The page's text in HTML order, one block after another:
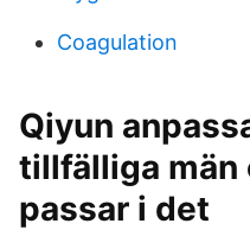
Coagulation
Qiyun
tillfälliga män
passar i det